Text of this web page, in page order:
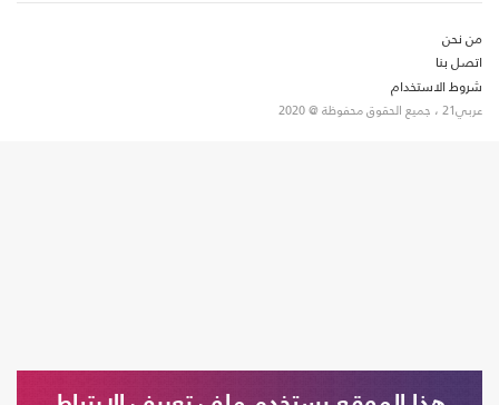
من نحن
اتصل بنا
شروط الاستخدام
عربي21 ، جميع الحقوق محفوظة @ 2020